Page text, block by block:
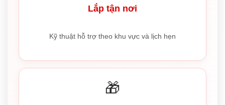
Lắp tận nơi
Kỹ thuật hỗ trợ theo khu vực và lịch hẹn
🎁